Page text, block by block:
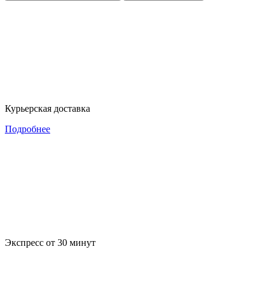
Курьерская доставка
Подробнее
Экспресс от 30 минут